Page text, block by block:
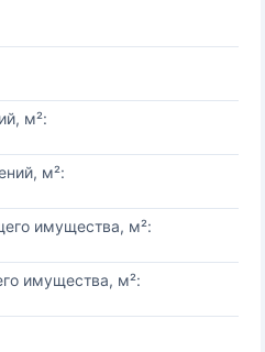
м²:
м²:
имущества, м²:
имущества, м²: